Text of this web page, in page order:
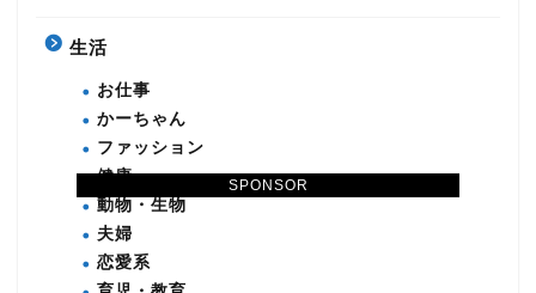
SPONSOR
生活
お仕事
かーちゃん
ファッション
健康
動物・生物
夫婦
恋愛系